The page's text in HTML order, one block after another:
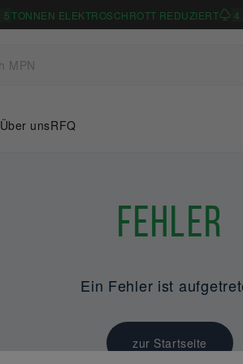
5 TONNEN ELEKTROSCHROTT REDUZIERT 4
Über unsRFQ
Fehler
Ein Fehler ist
zur Startseite